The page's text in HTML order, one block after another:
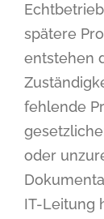
spätere
entstehen
fehlende
oder
IT-Leitung